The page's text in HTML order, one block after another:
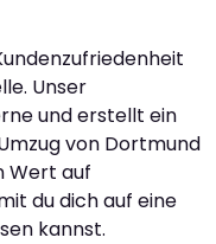
Unser
und erstellt ein
von Dortmund
Wert auf
du dich auf eine
kannst.